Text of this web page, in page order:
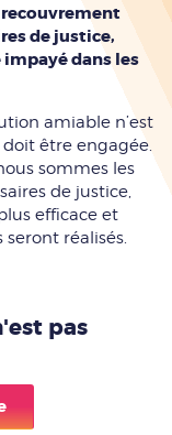
de justice,
dans les
amiable n’est
être engagée.
sommes les
de justice,
efficace et
seront réalisés.
pas